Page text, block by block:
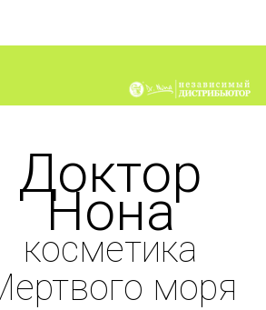
Доктор
Нона
косметика
моря